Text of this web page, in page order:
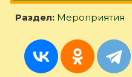
Раздел: Мероприятия